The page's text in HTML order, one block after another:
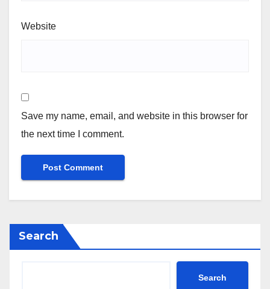
Website
Save my name, email, and website in this browser for
the next time I comment.
Search
Search